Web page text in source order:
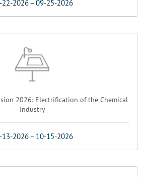
22-2026–09-25-2026
2026: Electrification of the Chemical
Industry
13-2026– 10-15-2026